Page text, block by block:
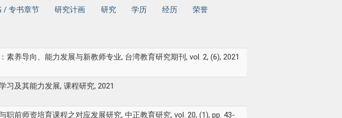
/ 专书章节 研究计画 研究 学历 经历 荣誉
素养导向、能力发展与新教师专业, 台湾教育研究期刊, vol. 2, (6), 2021
习及其能力发展, 课程研究, 2021
职前师资培育课程之对应发展研究, 中正教育研究, vol. 20, (1), pp. 43-